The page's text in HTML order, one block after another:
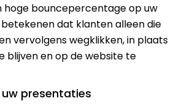
hoge bouncepercentageop uw
dat klanten alleen die
vervolgens wegklikken, in plaats
blijven en op de website te
presentaties